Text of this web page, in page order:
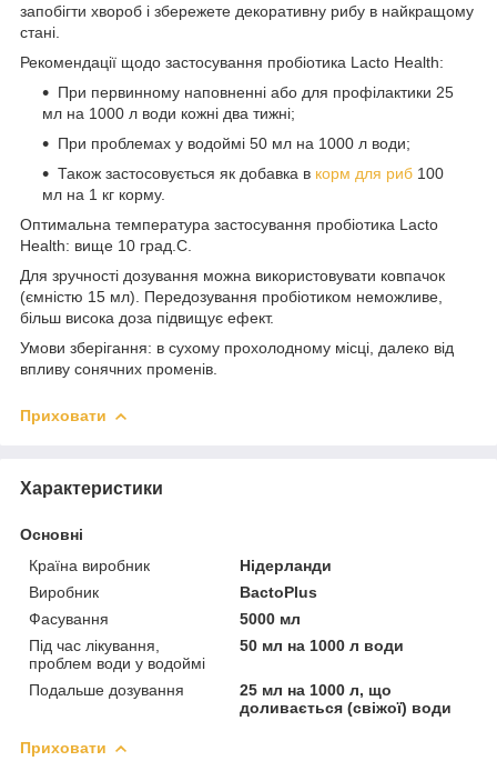
запобігти хвороб і збережете декоративну рибу в найкращому
стані.
Рекомендації щодо застосування пробіотика Lacto Health:
При первинному наповненні або для профілактики 25
мл на 1000 л води кожні два тижні;
При проблемах у водоймі 50 мл на 1000 л води;
Також застосовується як добавка в корм для риб 100
мл на 1 кг корму.
Оптимальна температура застосування пробіотика Lacto
Health: вище 10 град.С.
Для зручності дозування можна використовувати ковпачок
(ємністю 15 мл). Передозування пробіотиком неможливе,
більш висока доза підвищує ефект.
Умови зберігання: в сухому прохолодному місці, далеко від
впливу сонячних променів.
Приховати
Характеристики
Основні
Країна виробник
Нідерланди
Виробник
BactoPlus
Фасування
5000 мл
Під час лікування,
проблем води у водоймі
50 мл на 1000 л води
Подальше дозування
25 мл на 1000 л, що
доливається (свіжої) води
Приховати